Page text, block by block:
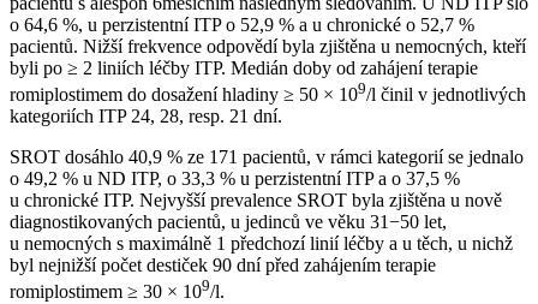
o 64,6 %, u perzistentní ITP o 52,9 % a u chronické o 52,7 %
pacientů. Nižší frekvence odpovědí byla zjištěna u nemocných, kteří
byli po ≥ 2 liniích léčby ITP. Medián doby od zahájení terapie
romiplostimem do dosažení hladiny ≥ 50 × 109/l činil v jednotlivých
kategoriích ITP 24, 28, resp. 21 dní.
SROT dosáhlo 40,9 % ze 171 pacientů, v rámci kategorií se jednalo
o 49,2 % u ND ITP, o 33,3 % u perzistentní ITP a o 37,5 %
u chronické ITP. Nejvyšší prevalence SROT byla zjištěna u nově
diagnostikovaných pacientů, u jedinců ve věku 31−50 let,
u nemocných s maximálně 1 předchozí linií léčby a u těch, u nichž
byl nejnižší počet destiček 90 dní před zahájením terapie
romiplostimem ≥ 30 × 109/l.